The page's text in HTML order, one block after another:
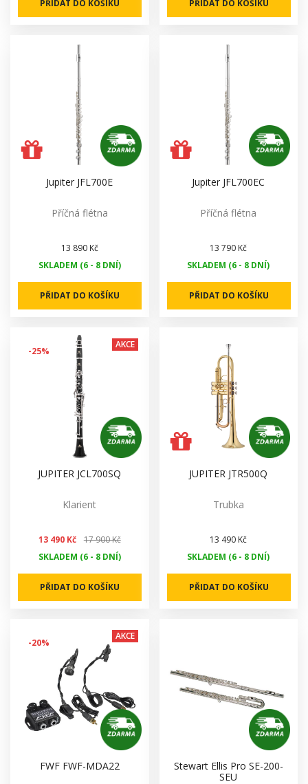
PŘIDAT DO KOŠÍKU PŘIDAT DO KOŠÍKU
Jupiter JFL700E
Příčná flétna
13 890 Kč
SKLADEM (6 - 8 DNÍ)
PŘIDAT DO KOŠÍKU
Jupiter JFL700EC
Příčná flétna
13 790 Kč
SKLADEM (6 - 8 DNÍ)
PŘIDAT DO KOŠÍKU
-25%
AKCE
JUPITER JCL700SQ
Klarient
13 490 Kč
17 900 Kč
SKLADEM (6 - 8 DNÍ)
PŘIDAT DO KOŠÍKU
JUPITER JTR500Q
Trubka
13 490 Kč
SKLADEM (6 - 8 DNÍ)
PŘIDAT DO KOŠÍKU
-20%
AKCE
FWF FWF-MDA22
Stewart Ellis Pro SE-200-
SEU